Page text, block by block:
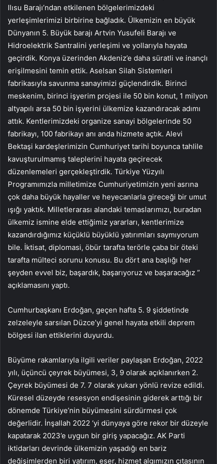
Ilısu Barajı’ndan etkilenen bölgelerimizdeki
yerleşimlerimizi birbirine bağladık. Ülkemizin en büyük
Dünyanın 5. Büyük barajı Artvin Yusufeli Barajı ve
Hidroelektrik Santralini yerleşimi ve yollarıyla hayata
geçirdik. Konya üzerinden Akdeniz’e daha süratli ve inançlı
erişilmesini temin ettik. Aselsan Silah Sistemleri
fabrikasıyla savunma sanayimizi güçlendirdik. Birinci
meskenim, birinci işyerim projesi ile 50 bin konut, 1 milyon
altyapılı arsa 50 bin işyerini ülkemize kazandıracak adımı
attık. Kentlerimizdeki organize sanayi bölgelerinde 50
fabrikayı, 100 fabrikayı anı anda hizmete açtık. Alevi
Bektaşi kardeşlerimizin Cumhuriyet tarihi boyunca tahlile
kavuşturulmamış taleplerini hayata geçirecek
düzenlemeleri gerçekleştirdik. Türkiye Yüzyılı
Programımızla milletimize Cumhuriyetimizin yeni asrına
çok daha büyük hayaller ve heyecanlarla gireceği bir umut
ışığı yaktık. Milletlerarası alandaki temaslarımızı, buradan
ülkemiz ismine elde ettiğimiz yararları, kentlerimize
kazandırdığımız küçüklü büyüklü yatırımları saymıyorum
bile. İktisat, diplomasi, öbür tarafta terörle çaba bir öteki
tarafta mülteci sorunu konusu. Bu dört ana başlığı her
şeyden evvel biz, başardık, başarıyoruz ve başaracağız ”
açıklamasını yaptı.
Cumhurbaşkanı Erdoğan, geçen hafta 5. 9 şiddetinde
zelzeleyle sarsılan Düzce’yi genel hayata etkili deprem
bölgesi ilan ettiklerini duyurdu.
Büyüme rakamlarıyla ilgili veriler paylaşan Erdoğan, 2022
yılı, üçüncü çeyrek büyümesi, 3, 9 olarak açıklanırken 2.
Çeyrek büyümesi de 7. 7 olarak yukarı yönlü revize edildi.
Küresel düzeyde resesyon endişesinin giderek arttığı bir
dönemde Türkiye’nin büyümesini sürdürmesi çok
değerlidir. İnşallah 2022 ‘yi dünyaya göre rekor bir düzeyle
kapatarak 2023’e uygun bir giriş yapacağız. AK Parti
iktidarları devrinde ülkemizin yaşadığı en bariz
değişimlerden biri yatırım, eser, hizmet algımızın çıtasının